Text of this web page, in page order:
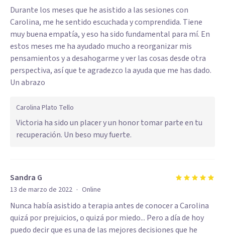
Durante los meses que he asistido a las sesiones con
Carolina, me he sentido escuchada y comprendida. Tiene
muy buena empatía, y eso ha sido fundamental para mí. En
estos meses me ha ayudado mucho a reorganizar mis
pensamientos y a desahogarme y ver las cosas desde otra
perspectiva, así que te agradezco la ayuda que me has dado.
Un abrazo
Carolina Plato Tello
Victoria ha sido un placer y un honor tomar parte en tu
recuperación. Un beso muy fuerte.
Sandra G
13 de marzo de 2022 · Online
Nunca había asistido a terapia antes de conocer a Carolina
quizá por prejuicios, o quizá por miedo... Pero a día de hoy
puedo decir que es una de las mejores decisiones que he